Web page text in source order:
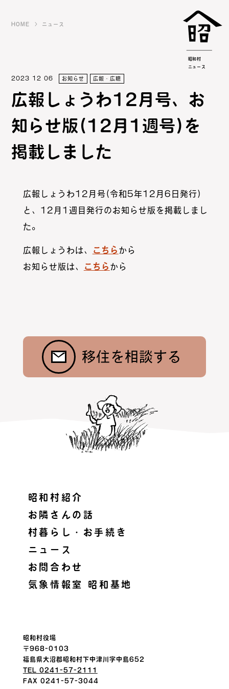
昭和村
ニュース
トップ
昭和村紹介
お隣さんの話
村暮らし・お手続き
ニュース
お問合わせ
HOME ニュース
2023 12 06 お知らせ 広報・広聴
広報しょうわ12月号、お
知らせ版(12月1週号)を
掲載しました
広報しょうわ12月号(令和5年12月6日発行)
と、12月1週目発行のお知らせ版を掲載しまし
た。
広報しょうわは、 こちら から
お知らせ版は、
こちら から
移住を相談する
昭和村紹介
お隣さんの話
村暮らし・お手続き
ニュース
お問合わせ
気象情報室 昭和基地
昭和村役場
〒968-0103
福島県大沼郡昭和村下中津川字中島652
TEL 0241-57-2111
FAX 0241-57-3044